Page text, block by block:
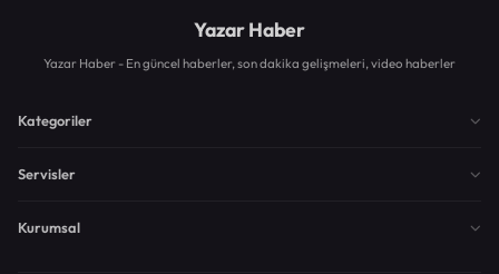
Yazar Haber
Yazar Haber - En güncel haberler, son dakika gelişmeleri, video haberler
Kategoriler
Servisler
Kurumsal